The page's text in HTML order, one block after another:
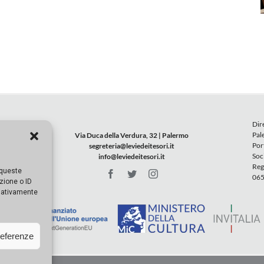
o ID
Via Duca della Verdura, 32 | Palermo
segreteria@leviedeitesori.it
info@leviedeitesori.it